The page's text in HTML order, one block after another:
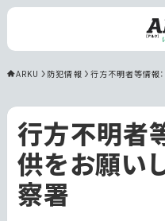
ARKU 防犯情報 行方不明者等情報
行方不明者
供をお願い
察署